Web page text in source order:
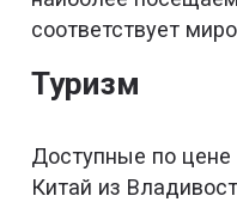
соответствует
Туризм
Доступные по цене
Китай из